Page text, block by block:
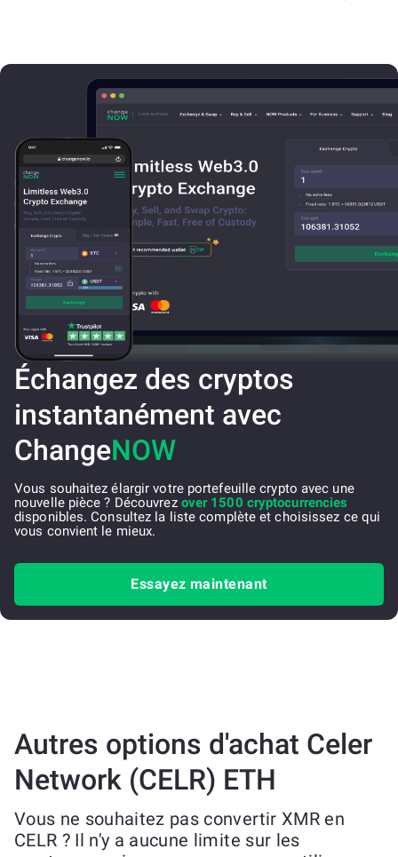
Échangez des cryptos
instantanément avec
ChangeNOW
Vous souhaitez élargir votre portefeuille crypto avec une
nouvelle pièce ? Découvrez over 1500 cryptocurrencies
disponibles. Consultez la liste complète et choisissez ce qui
vous convient le mieux.
Essayez maintenant
Autres options d'achat Celer
Network (CELR) ETH
Vous ne souhaitez pas convertir XMR en
CELR ? Il n'y a aucune limite sur les